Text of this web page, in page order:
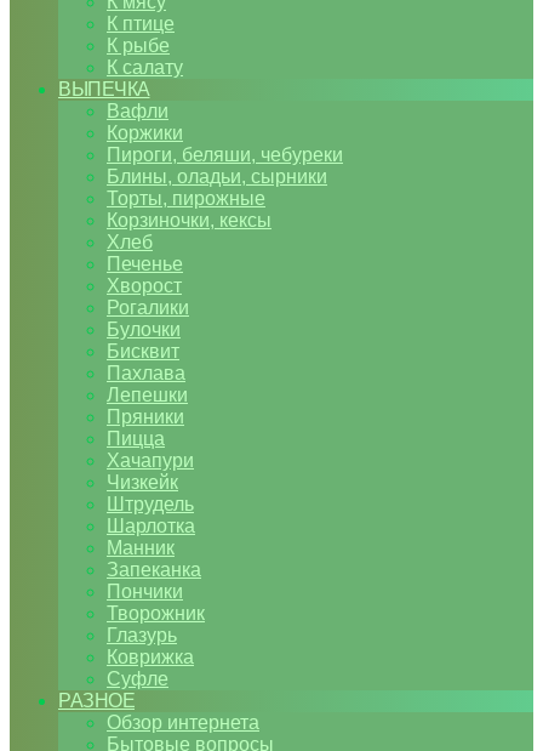
К птице
К рыбе
К салату
ВЫПЕЧКА
Вафли
Коржики
Пироги, беляши, чебуреки
Блины, оладьи, сырники
Торты, пирожные
Корзиночки, кексы
Хлеб
Печенье
Хворост
Рогалики
Булочки
Бисквит
Пахлава
Лепешки
Пряники
Пицца
Хачапури
Чизкейк
Штрудель
Шарлотка
Манник
Запеканка
Пончики
Творожник
Глазурь
Коврижка
Суфле
РАЗНОЕ
Обзор интернета
Бытовые вопросы